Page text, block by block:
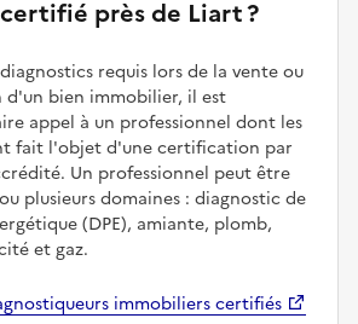
près de Liart ?
requis lors de la vente ou
d'un bien immobilier, il est
appel à un professionnel dont les
fait l'objet d'une certification par
Un professionnel peut être
plusieurs domaines : diagnostic de
(DPE), amiante, plomb,
et gaz.
immobiliers certifiés